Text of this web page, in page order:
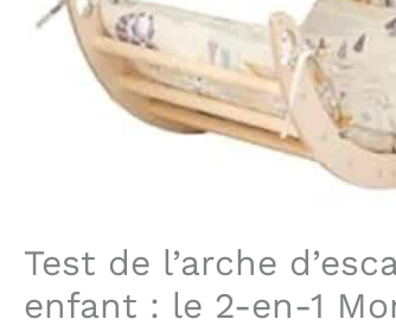
Test de l’arche
enfant : le 2-en-1